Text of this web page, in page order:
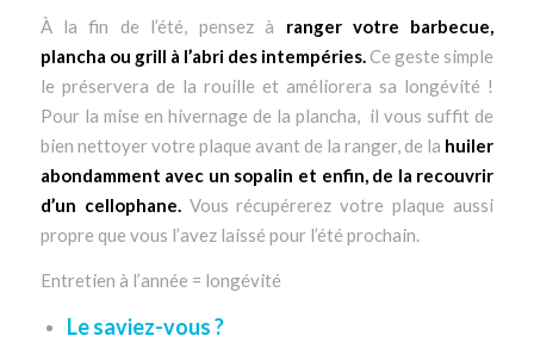
À la fin de l’été, pensez à ranger votre barbecue,
plancha ou grill à l’abri des intempéries.Ce geste simple
le préservera de la rouille et améliorera sa longévité !
Pour la mise en hivernage de la plancha, il vous suffit de
bien nettoyer votre plaque avant de la ranger, de la huiler
abondamment avec un sopalin et enfin, de la recouvrir
d’un cellophane. Vous récupérerez votre plaque aussi
propre que vous l’avez laissé pour l’été prochain.
Entretien à l’année = longévité
Le saviez-vous ?